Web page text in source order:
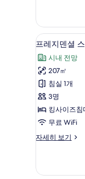
기
기
실
개
세
히
보
기
프
레
지
덴
셜
스
위
킹
이
5
프레지덴셜
시내 전망
207㎡
침실 1개
3명
킹사이즈침
무료 WiFi
자세히 보기
프
셜